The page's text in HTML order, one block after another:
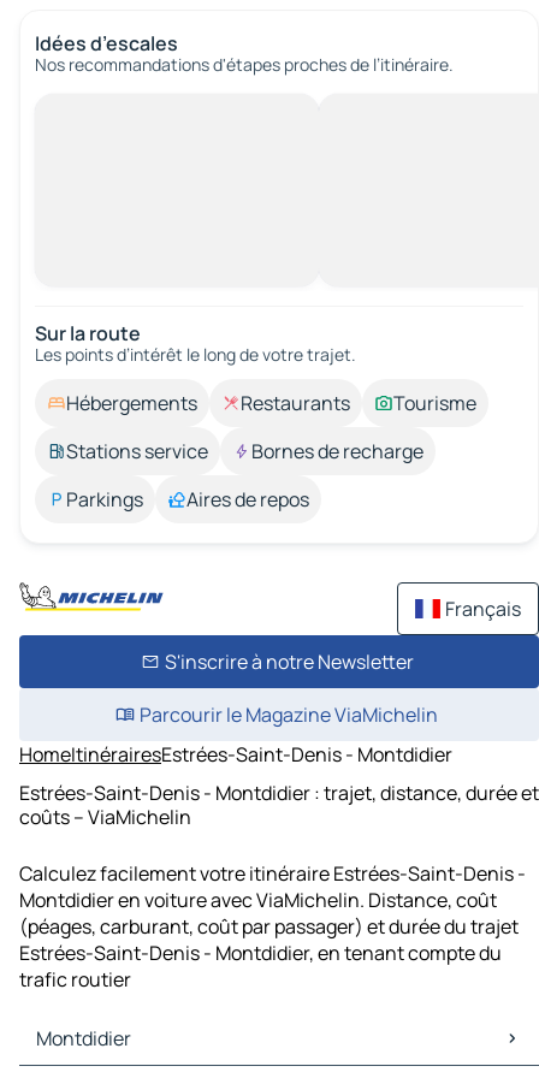
Idées d’escales
Nos recommandations d'étapes proches de l’itinéraire.
Sur la route
Les points d’intérêt le long de votre trajet.
Hébergements Restaurants
Tourisme
Stations service
Bornes de recharge
Parkings
Aires de repos
Français
S'inscrire à notre Newsletter
Parcourir le Magazine ViaMichelin
HomeItinérairesEstrées-Saint-Denis - Montdidier
Estrées-Saint-Denis - Montdidier : trajet, distance, durée et
coûts – ViaMichelin
Calculez facilement votre itinéraire Estrées-Saint-Denis -
Montdidier en voiture avec ViaMichelin. Distance, coût
(péages, carburant, coût par passager) et durée du trajet
Estrées-Saint-Denis - Montdidier, en tenant compte du
trafic routier
Montdidier